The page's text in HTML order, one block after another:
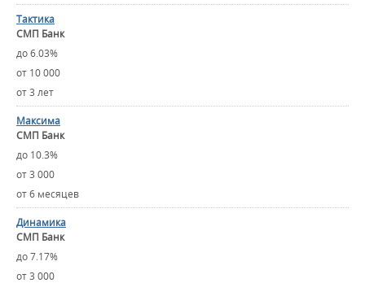
Тактика
СМП Банк
до 6.03%
от 10 000
от 3 лет
Максима
СМП Банк
до 10.3%
от 3 000
от 6 месяцев
Динамика
СМП Банк
до 7.17%
от 3 000